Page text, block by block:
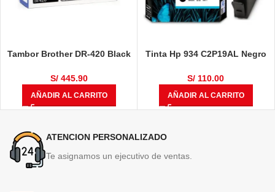
Tambor Brother DR-420 Black
S/445.90
AÑADIR AL CARRITO
Tinta Hp 934 C2P19AL Negro
S/ 110.00
AÑADIR AL CARRITO
ATENCION PERSONALIZADO
Te asignamos un ejecutivo de ventas.